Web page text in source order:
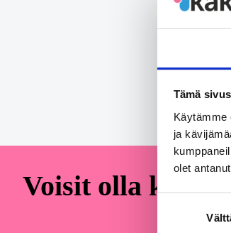
Tämä
Käytämme
ja
olet
Voisit olla